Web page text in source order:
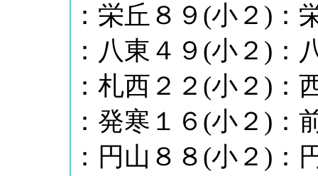
：栄丘８９(小２)：
：八東４９(小２)：
：札西２２(小２)：
：発寒１６(小２)：
：円山８８(小２)：